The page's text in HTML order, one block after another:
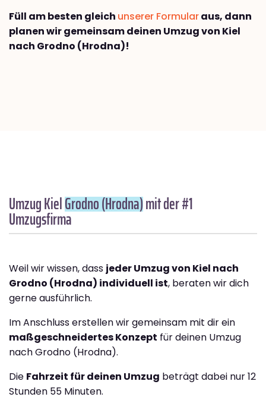
Füll am besten gleich unserer Formularaus, dann
planen wir gemeinsam deinen Umzug von Kiel
nach Grodno (Hrodna)!
Umzug KielGrodno (Hrodna)mit der #1
Umzugsfirma
Weil wir wissen, dass jeder Umzug von Kiel nach
Grodno (Hrodna) individuell ist, beraten wir dich
gerne ausführlich.
Im Anschluss erstellen wir gemeinsam mit dir ein
maßgeschneidertes Konzept für deinen Umzug
nach Grodno (Hrodna).
Die Fahrzeit für deinen Umzug beträgt dabei nur 12
Stunden 55 Minuten.